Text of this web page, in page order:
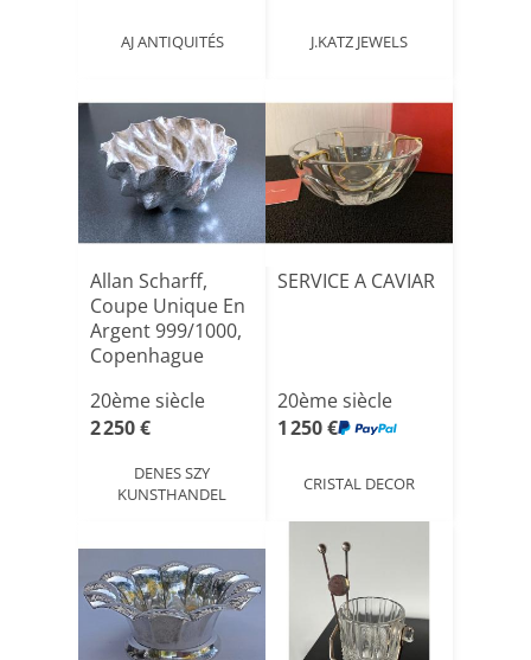
AJ ANTIQUITÉS J.KATZ JEWELS
Allan Scharff,
Coupe Unique En
Argent 999/1000,
Copenhague
20ème siècle
2 250 €
DENES SZY
KUNSTHANDEL
SERVICE A CAVIAR
20ème siècle
1 250 €
CRISTAL DECOR